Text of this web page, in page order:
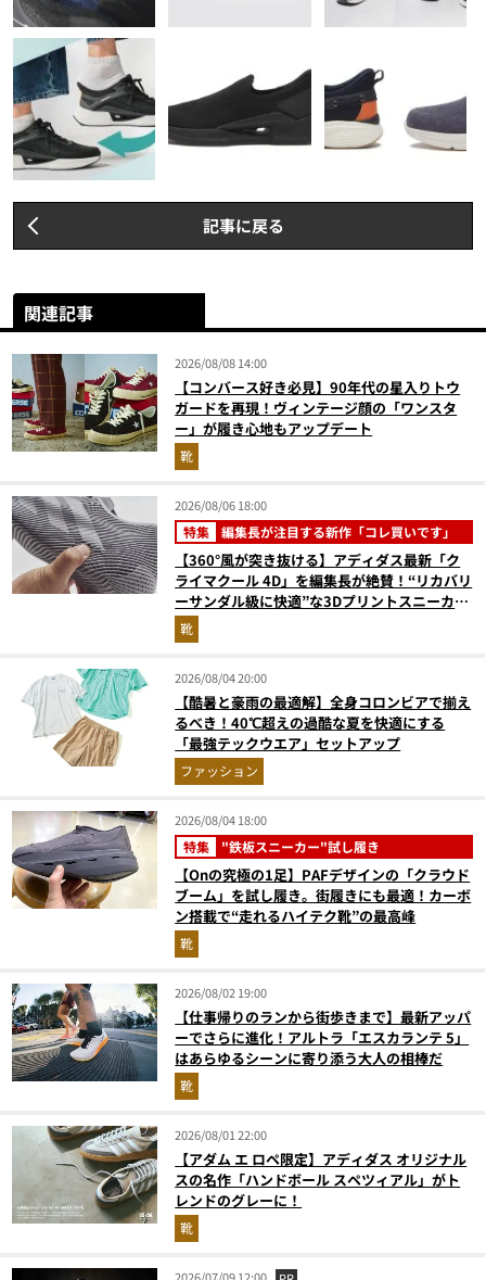
記事に戻る
関連記事
2026/08/08 14:00
【コンバース好き必見】90年代の星入りトウ
ガードを再現！ヴィンテージ顔の「ワンスタ
ー」が履き心地もアップデート
靴
2026/08/06 18:00
特集 編集長が注目する新作「コレ買いです」
【360°風が突き抜ける】アディダス最新「ク
ライマクール 4D」を編集長が絶賛！“リカバリ
ーサンダル級に快適”な3Dプリントスニーカー
『コレ買いです』Vol.173
靴
2026/08/04 20:00
【酷暑と豪雨の最適解】全身コロンビアで揃え
るべき！40℃超えの過酷な夏を快適にする
「最強テックウエア」セットアップ
ファッション
2026/08/04 18:00
特集 "鉄板スニーカー"試し履き
【Onの究極の1足】PAFデザインの「クラウド
ブーム」を試し履き。街履きにも最適！カーボ
ン搭載で“走れるハイテク靴”の最高峰
靴
2026/08/02 19:00
【仕事帰りのランから街歩きまで】最新アッパ
ーでさらに進化！アルトラ「エスカランテ 5」
はあらゆるシーンに寄り添う大人の相棒だ
靴
2026/08/01 22:00
【アダム エ ロペ限定】アディダス オリジナル
スの名作「ハンドボール スペツィアル」がト
レンドのグレーに！
靴